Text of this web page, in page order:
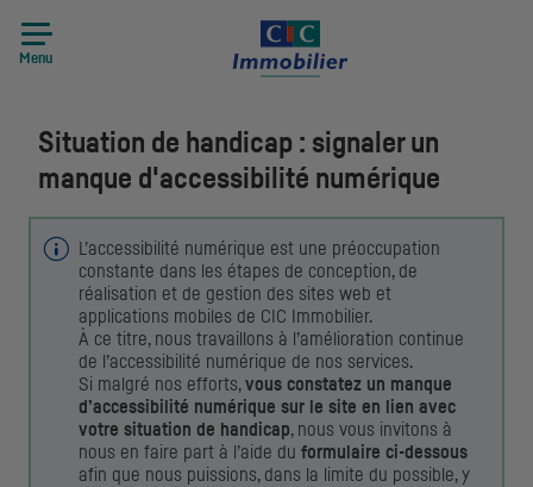
Menu
Situation de handicap : signaler un
manque d'accessibilité numérique
L’accessibilité numérique est une préoccupation
constante dans les étapes de conception, de
réalisation et de gestion des sites web et
applications mobiles de CIC Immobilier.
À ce titre, nous travaillons à l’amélioration continue
de l’accessibilité numérique de nos services.
Si malgré nos efforts,vous constatez un manque
d’accessibilité numérique sur le site en lien avec
votre situation de handicap, nous vous invitons à
nous en faire part à l’aide du formulaire ci-dessous
afin que nous puissions, dans la limite du possible, y